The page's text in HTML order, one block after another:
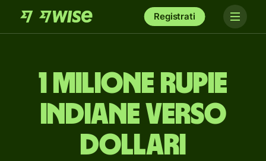
Registrati
1 milione rupie
indiane verso
dollari